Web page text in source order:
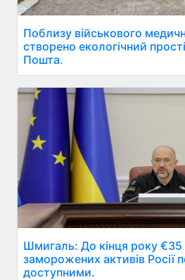
Поблизу військового
створено екологічний
Пошта.
Шмигаль: До кінця року €35
заморожених активів Росії
доступними.